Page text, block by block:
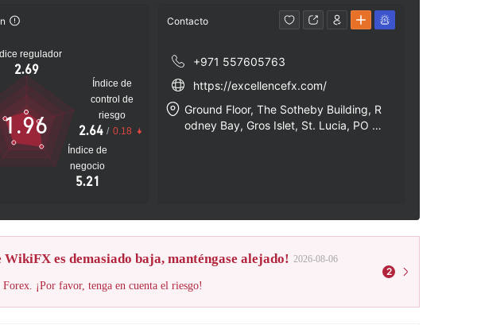
regulador
2.69
Índice de
negocio
5.21
Índice de
control de
riesgo
2.64 / 0.18
1.96
Contacto
+971 557605763
https://excellencefx.com/
Ground Floor, The Sotheby Building, R
odney Bay, Gros Islet, St. Lucia, PO B
es demasiado baja, manténgase alejado! 2026-08-06
¡Por favor, tenga en cuenta el riesgo!
2